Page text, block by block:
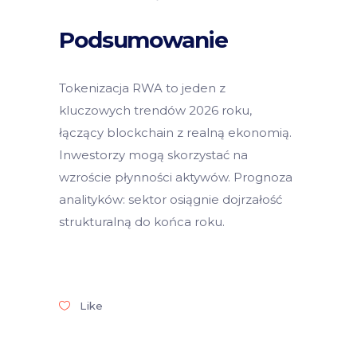
Podsumowanie
Tokenizacja RWA to jeden z
kluczowych trendów 2026 roku,
łączący blockchain z realną ekonomią.
Inwestorzy mogą skorzystać na
wzroście płynności aktywów. Prognoza
analityków: sektor osiągnie dojrzałość
strukturalną do końca roku.
Like